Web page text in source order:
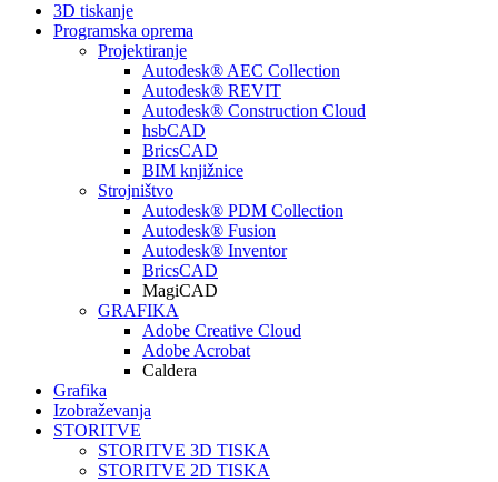
3D tiskanje
Programska oprema
Projektiranje
Autodesk® AEC Collection
Autodesk® REVIT
Autodesk® Construction Cloud
hsbCAD
BricsCAD
BIM knjižnice
Strojništvo
Autodesk® PDM Collection
Autodesk® Fusion
Autodesk® Inventor
BricsCAD
MagiCAD
GRAFIKA
Adobe Creative Cloud
Adobe Acrobat
Caldera
Grafika
Izobraževanja
STORITVE
STORITVE 3D TISKA
STORITVE 2D TISKA